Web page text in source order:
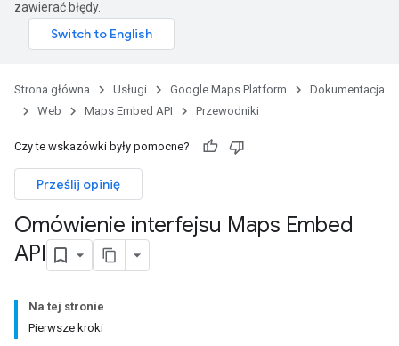
zawierać błędy.
Strona główna Usługi Google Maps Platform
Dokumentacja
Web
Maps Embed API Przewodniki
Czy te wskazówki były pomocne?
Prześlij opinię
Omówienie interfejsu Maps Embed
API
Na tej stronie
Pierwsze kroki